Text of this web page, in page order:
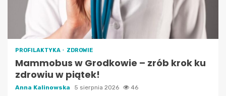
PROFILAKTYKA ZDROWIE
Mammobus w Grodkowie – zrób krok ku
zdrowiu w piątek!
Anna Kalinowska 5 sierpnia 2026 46